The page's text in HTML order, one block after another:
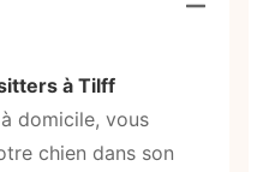
à Tilff
domicile, vous
chien dans son